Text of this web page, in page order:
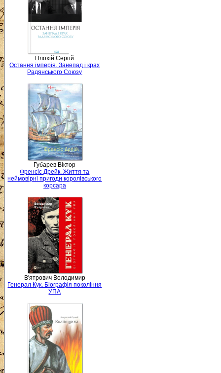
Плохій Сергій
Остання імперія. Занепад і крах
Радянського Союзу
Губарев Віктор
Френсіс Дрейк. Життя та
неймовірні пригоди королівського
корсара
В'ятрович Володимир
Генерал Кук. Біографія покоління
УПА